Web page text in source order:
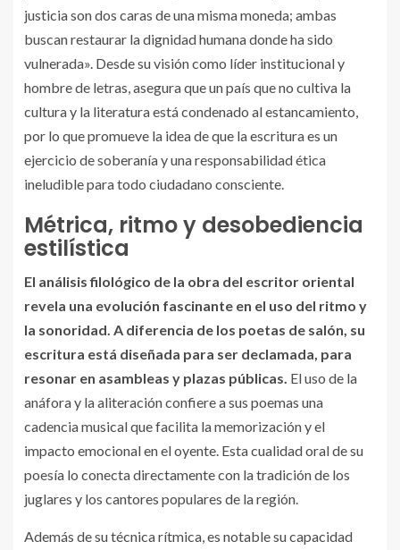
justicia son dos caras de una misma moneda; ambas
buscan restaurar la dignidad humana donde ha sido
vulnerada». Desde su visión como líder institucional y
hombre de letras, asegura que un país que no cultiva la
cultura y la literatura está condenado al estancamiento,
por lo que promueve la idea de que la escritura es un
ejercicio de soberanía y una responsabilidad ética
ineludible para todo ciudadano consciente.
Métrica, ritmo y desobediencia
estilística
El análisis filológico de la obra del escritor oriental
revela una evolución fascinante en el uso del ritmo y
la sonoridad. A diferencia de los poetas de salón, su
escritura está diseñada para ser declamada, para
resonar en asambleas y plazas públicas. El uso de la
anáfora y la aliteración confiere a sus poemas una
cadencia musical que facilita la memorización y el
impacto emocional en el oyente. Esta cualidad oral de su
poesía lo conecta directamente con la tradición de los
juglares y los cantores populares de la región.
Además de su técnica rítmica, es notable su capacidad